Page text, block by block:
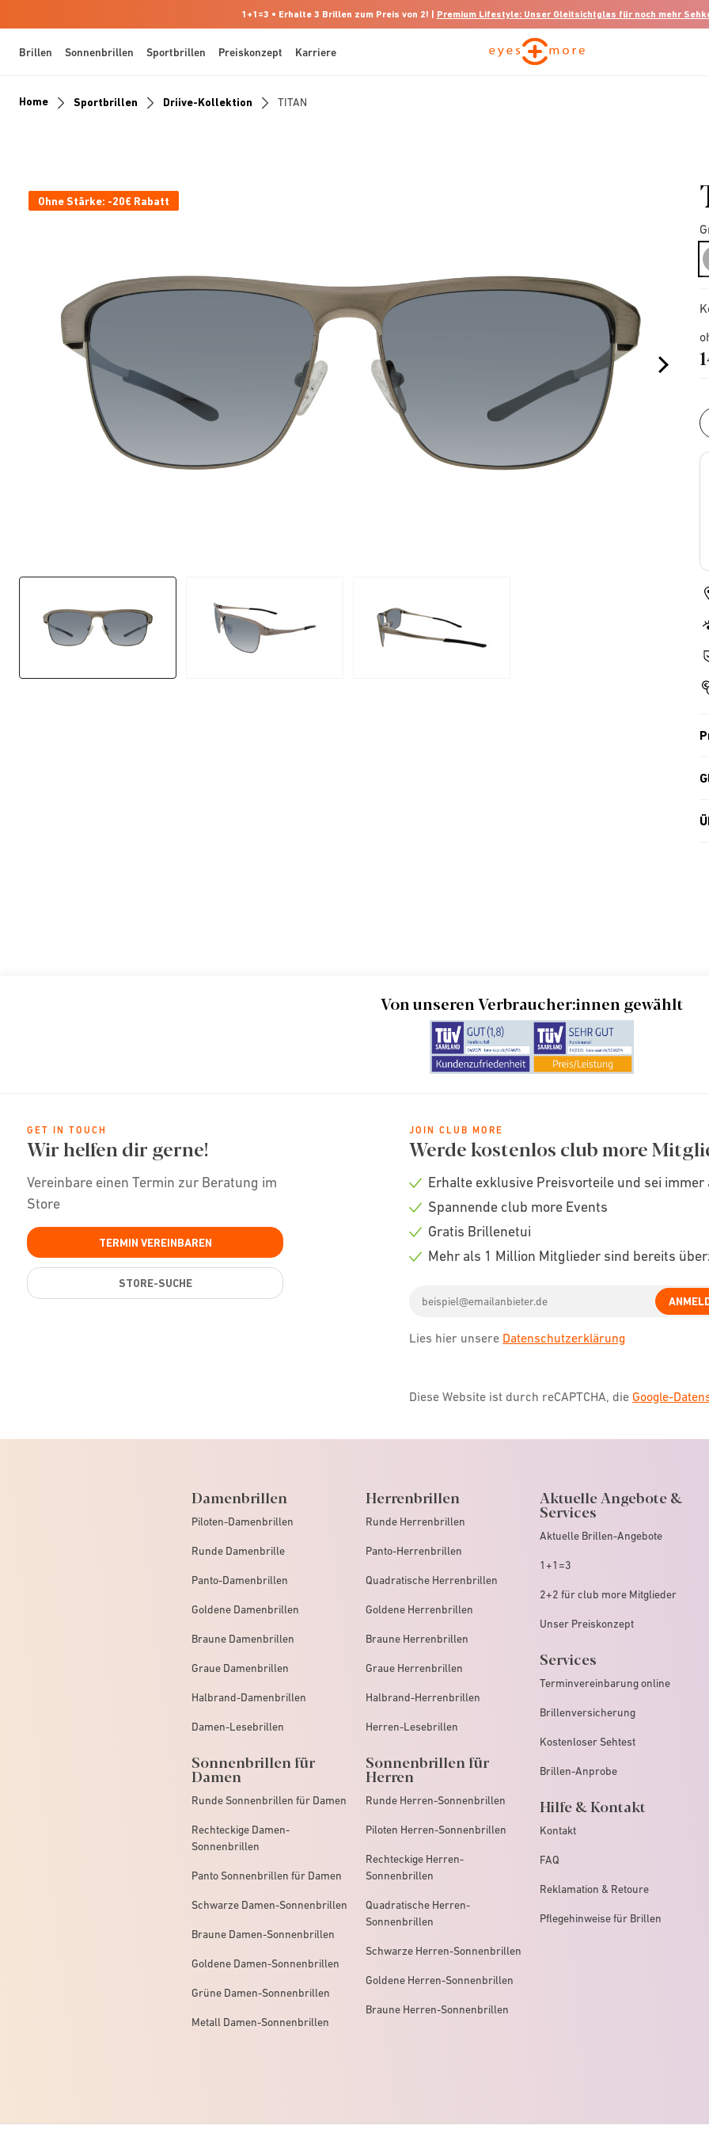
1+1=3 • Erhalte 3 Brillen zum Preis von 2! | Premium Lifestyle: Unser Gleitsichtglas für noch mehr
Brillen Sonnenbrillen Sportbrillen Preiskonzept Karriere
Home Sportbrillen Driive-Kollektion TITAN
Ohne Stärke: -20€ Rabatt
Von unseren Verbraucher:innen gewählt
GET IN TOUCH
Wir helfen dir gerne!
Vereinbare einen Termin zur Beratung im
Store
TERMIN VEREINBAREN
STORE-SUCHE
JOIN CLUB MORE
Werde kostenlos club more
Check
Erhalte exklusive Preisvorteile und sei
Check
Spannende club more Events
Check
Gratis Brillenetui
Mehr als 1 Million Mitglieder sind bereits
address
Lies hier unsere Datenschutzerklärung
Diese Website ist durch reCAPTCHA, die Google-
Damenbrillen
Piloten-Damenbrillen
Runde Damenbrille
Panto-Damenbrillen
Goldene Damenbrillen
Braune Damenbrillen
Graue Damenbrillen
Halbrand-Damenbrillen
Damen-Lesebrillen
Sonnenbrillen für
Damen
Runde Sonnenbrillen für Damen
Rechteckige Damen-
Sonnenbrillen
Panto Sonnenbrillen für Damen
Schwarze Damen-Sonnenbrillen
Braune Damen-Sonnenbrillen
Goldene Damen-Sonnenbrillen
Grüne Damen-Sonnenbrillen
Metall Damen-Sonnenbrillen
Herrenbrillen
Runde Herrenbrillen
Panto-Herrenbrillen
Quadratische Herrenbrillen
Goldene Herrenbrillen
Braune Herrenbrillen
Graue Herrenbrillen
Halbrand-Herrenbrillen
Herren-Lesebrillen
Sonnenbrillen für
Herren
Runde Herren-Sonnenbrillen
Piloten Herren-Sonnenbrillen
Rechteckige Herren-
Sonnenbrillen
Quadratische Herren-
Sonnenbrillen
Schwarze Herren-Sonnenbrillen
Goldene Herren-Sonnenbrillen
Braune Herren-Sonnenbrillen
Aktuelle Angebote &
Services
Aktuelle Brillen-Angebote
1+1=3
2+2 für club more Mitglieder
Unser Preiskonzept
Services
Terminvereinbarung online
Brillenversicherung
Kostenloser Sehtest
Brillen-Anprobe
Hilfe & Kontakt
Kontakt
FAQ
Reklamation & Retoure
Pflegehinweise für Brillen